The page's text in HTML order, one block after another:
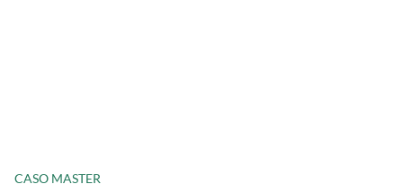
CASO MASTER